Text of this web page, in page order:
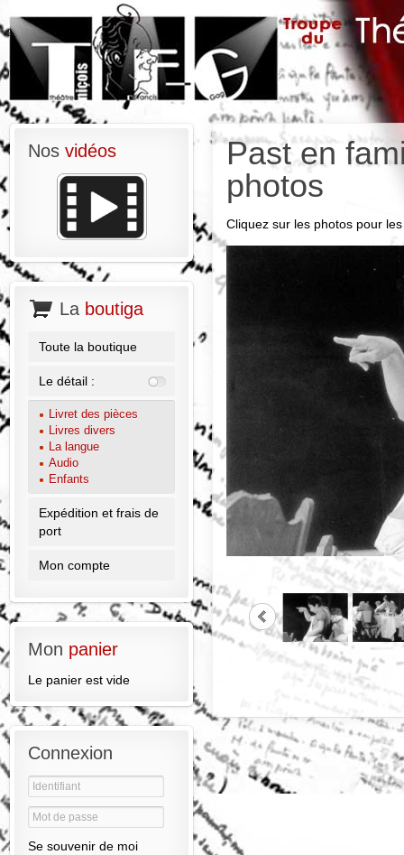
Past en
photos
Cliquez sur les photos pour
Nos vidéos
La boutiga
Toute la boutique
Le détail :
Livret des pièces
Livres divers
La langue
Audio
Enfants
Expédition et frais de
port
Mon compte
Mon panier
Le panier est vide
Connexion
Se souvenir de moi